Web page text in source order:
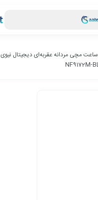
ساعت مچی مردانه عقربه‌ای دیجیتال نیوی